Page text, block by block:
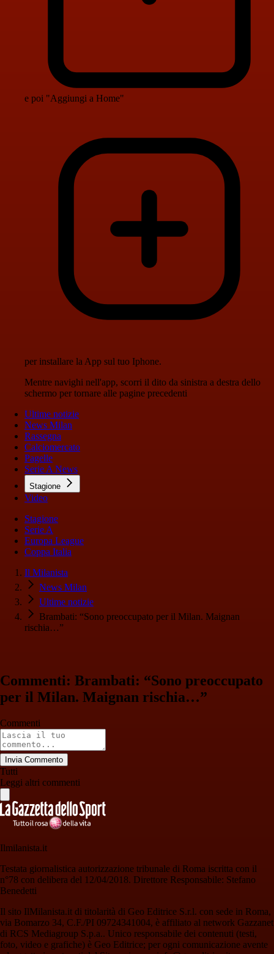
e poi "Aggiungi a Home"
per installare la App sul tuo Iphone.
Mentre navighi nell'app, scorri il dito da sinistra a destra dello
schermo per tornare alle pagine precedenti
Ultime notizie
News Milan
Rassegna
Calciomercato
Pagelle
Serie A News
Stagione
Video
Stagione
Serie A
Europa League
Coppa Italia
Il Milanista
News Milan
Ultime notizie
Brambati: “Sono preoccupato per il Milan. Maignan
rischia…”
Commenti: Brambati: “Sono preoccupato
per il Milan. Maignan rischia…”
Commenti
Invia Commento
Tutti
Leggi altri commenti
Ilmilanista.it
Testata giornalistica autorizzazione tribunale di Roma iscritta con il
n°78 con delibera del 12/04/2018. Direttore Responsabile: Stefano
Benedetti
Il sito IlMilanista.it di titolarità di Geo Editrice S.r.l. con sede in Roma,
via Bomarzo 34, C.F./PI 09724341004, è affiliato al network Gazzanet
di RCS Mediagroup S.p.a.. Unico responsabile dei contenuti (testi,
foto, video e grafiche) è Geo Editrice; per ogni comunicazione avente